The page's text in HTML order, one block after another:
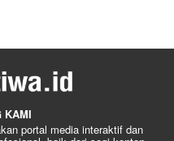
KAMI
portal media interaktif dan